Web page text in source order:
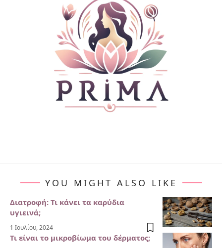
YOU MIGHT ALSO LIKE
Διατροφή: Τι κάνει τα καρύδια
υγιεινά;
1 Ιουλίου, 2024
Τι είναι το μικροβίωμα του δέρματος;